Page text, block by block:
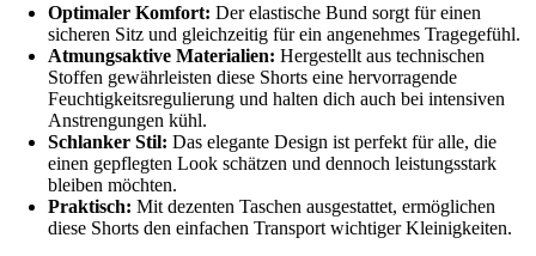
Optimaler Komfort: Der elastische Bund sorgt für einen
sicheren Sitz und gleichzeitig für ein angenehmes Tragegefühl.
Atmungsaktive Materialien: Hergestellt aus technischen
Stoffen gewährleisten diese Shorts eine hervorragende
Feuchtigkeitsregulierung und halten dich auch bei intensiven
Anstrengungen kühl.
Schlanker Stil: Das elegante Design ist perfekt für alle, die
einen gepflegten Look schätzen und dennoch leistungsstark
bleiben möchten.
Praktisch: Mit dezenten Taschen ausgestattet, ermöglichen
diese Shorts den einfachen Transport wichtiger Kleinigkeiten.